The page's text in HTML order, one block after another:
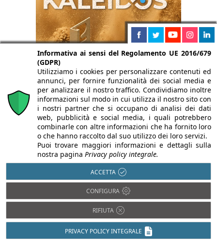
Antisismica
BIM
Efficienza
energetica
Isolamento termico
Luce in Architettura
incendi
Sostenibilità e
Bioedilizia
Informativa ai sensi del Regolamento UE 2016/679
(GDPR)
Utilizziamo i cookies per personalizzare contenuti ed
annunci, per fornire funzionalità dei social media e
per analizzare il nostro traffico. Condividiamo inoltre
informazioni sul modo in cui utilizza il nostro sito con
i nostri partner che si occupano di analisi dei dati
web, pubblicità e social media, i quali potrebbero
combinarle con altre informazioni che ha fornito loro
o che hanno raccolto dal suo utilizzo dei loro servizi.
Puoi trovare maggiori informazioni e dettagli sulla
nostra pagina Privacy policy integrale.
ACCETTA
CONFIGURA
RIFIUTA
PRIVACY POLICY INTEGRALE